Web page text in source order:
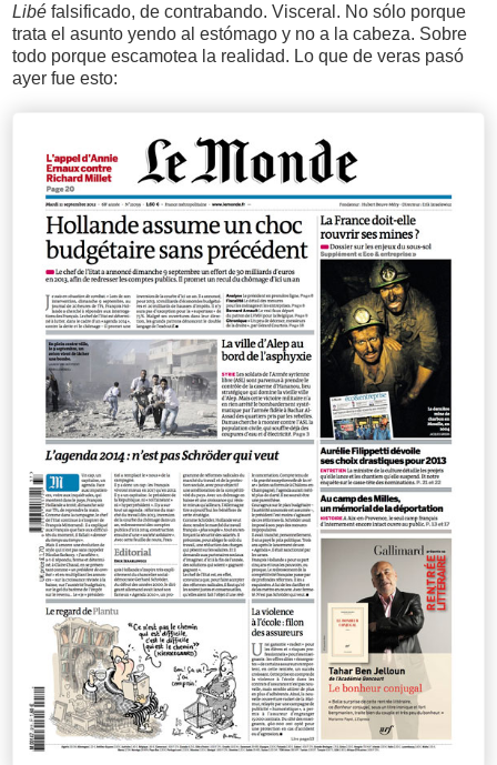
Libé falsificado, de contrabando. Visceral. No sólo porque
trata el asunto yendo al estómago y no a la cabeza. Sobre
todo porque escamotea la realidad. Lo que de veras pasó
ayer fue esto: